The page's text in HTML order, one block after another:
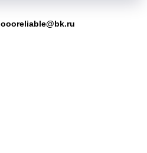
oooreliable@bk.ru